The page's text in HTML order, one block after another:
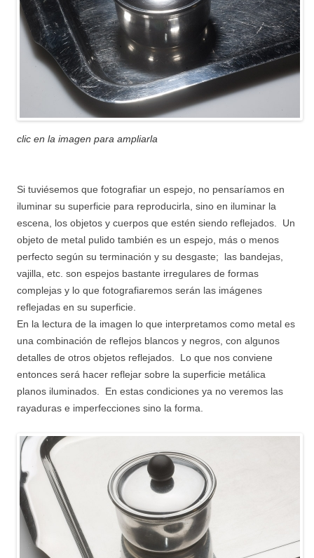
clic en la imagen para ampliarla
Si tuviésemos que fotografiar un espejo, no pensaríamos en
iluminar su superficie para reproducirla, sino en iluminar la
escena, los objetos y cuerpos que estén siendo reflejados. Un
objeto de metal pulido también es un espejo, más o menos
perfecto según su terminación y su desgaste; las bandejas,
vajilla, etc. son espejos bastante irregulares de formas
complejas y lo que fotografiaremos serán las imágenes
reflejadas en su superficie.
En la lectura de la imagen lo que interpretamos como metal es
una combinación de reflejos blancos y negros, con algunos
detalles de otros objetos reflejados. Lo que nos conviene
entonces será hacer reflejar sobre la superficie metálica
planos iluminados. En estas condiciones ya no veremos las
rayaduras e imperfecciones sino la forma.